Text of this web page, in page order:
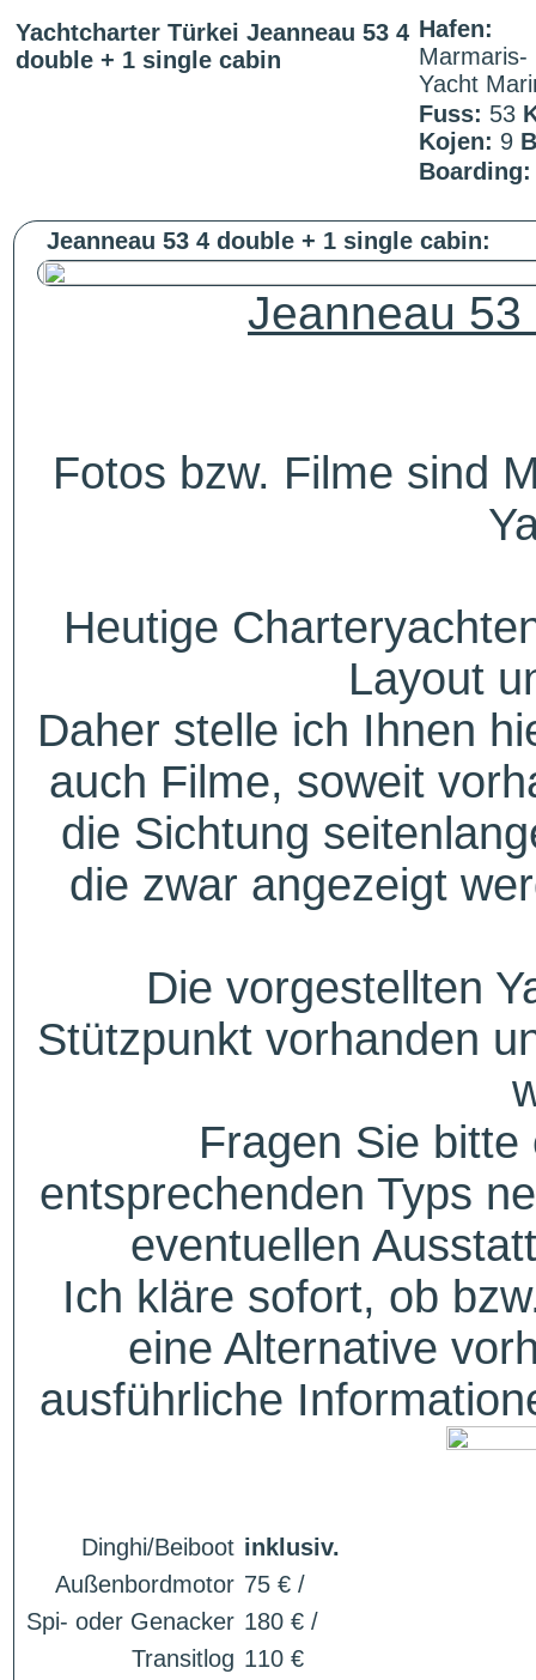
Yachtcharter Türkei Jeanneau 53 4
double + 1 single cabin
Hafen:
Marmaris-
Yacht
Fuss: 53
Kojen: 9
Boarding:
Jeanneau 53 4 double + 1 single cabin:
Jeanneau
Fotos bzw. Filme sind
Heutige
Layout
Daher stelle ich Ihnen
auch Filme, soweit
die Sichtung
die zwar angezeigt
Die vorgestellten
Stützpunkt vorhanden
Fragen Sie
entsprechenden Typs
eventuellen
Ich kläre sofort, ob
eine Alternative
ausführliche
Dinghi/Beiboot inklusiv.
Außenbordmotor 75 € /
Spi- oder Genacker 180 € /
Transitlog 110 €